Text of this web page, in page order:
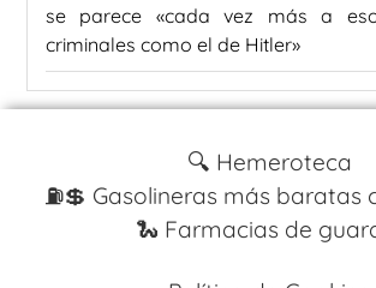
se parece «cada vez más a
criminales como el de Hitler»
🔍 Hemeroteca
⛽️💲 Gasolineras más baratas
🐍 Farmacias de